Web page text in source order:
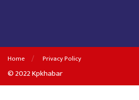
Home Privacy Policy
© 2022 Kpkhabar